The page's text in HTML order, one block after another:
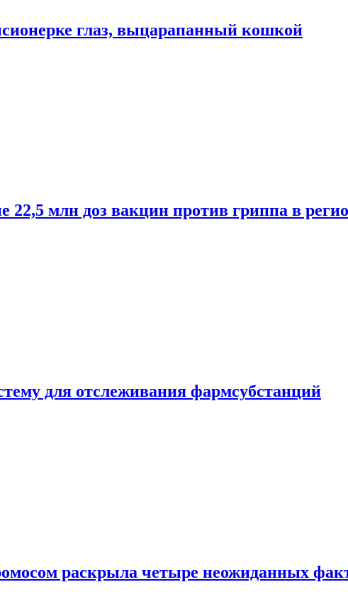
глаз, выцарапанный кошкой
22,5 млн доз вакцин против гриппа в
для отслеживания фармсубстанций
раскрыла четыре неожиданных